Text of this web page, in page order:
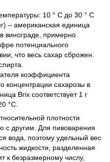
10 ° С до 30 ° С
– американская единица
винограде, примерно
потенциального
что весь сахар сброжен.
коэффициента
концентрации сахарозы в
Brix соответствует 1 г
°С.
плотности
с другим. Для пивоварения
вода, поэтому удельный вес
жидкости, разделенная
к безразмерному числу,